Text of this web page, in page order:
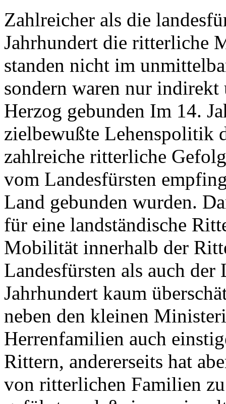
Zahlreicher als die
Jahrhundert die ritterliche
standen nicht im
sondern waren nur indirekt
Herzog gebunden Im 14.
zielbewußte Lehenspolitik
zahlreiche ritterliche
vom Landesfürsten
Land gebunden wurden.
für eine landständische
Mobilität innerhalb der
Landesfürsten als auch
Jahrhundert kaum
neben den kleinen
Herrenfamilien auch
Rittern, andererseits hat
von ritterlichen Familien